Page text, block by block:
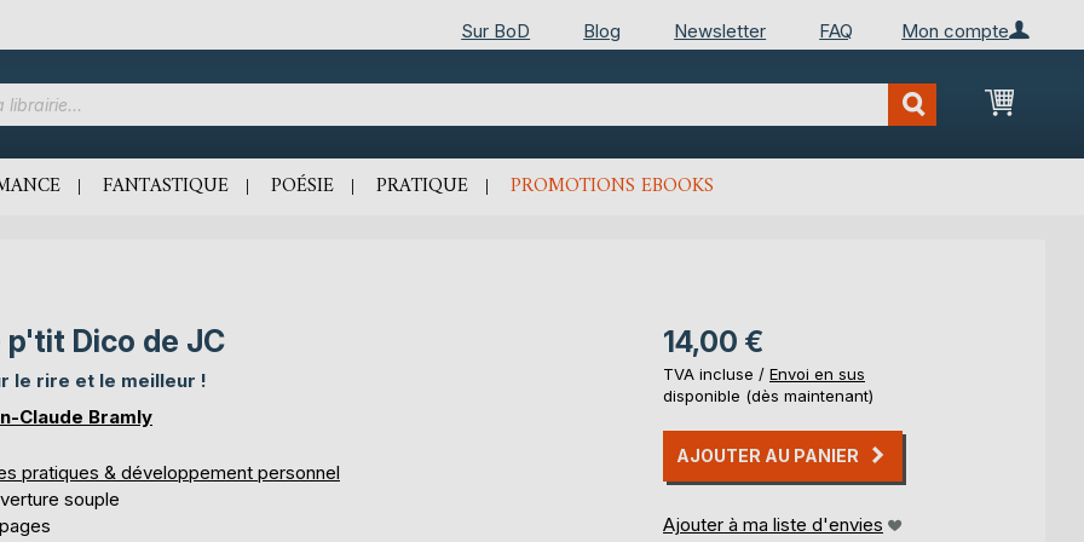
Mon compte
Sur BoD Blog Newsletter FAQ
Mon
FANTASTIQUE POÉSIE PRATIQUE PROMOTIONS EBOOKS
p'tit Dico de JC
le rire et le meilleur !
Claude Bramly
pratiques & développement personnel
souple
14,00 €
TVA incluse / Envoi en sus
disponible (dès maintenant)
AJOUTER AU PANIER
Ajouter à ma liste d'envies